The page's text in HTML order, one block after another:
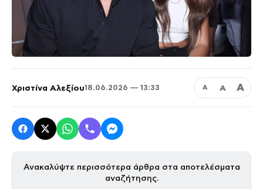
Χριστίνα Αλεξίου18.06.2026 — 13:33 Α Α Α
Ανακαλύψτε περισσότερα άρθρα στα αποτελέσματα
αναζήτησης.